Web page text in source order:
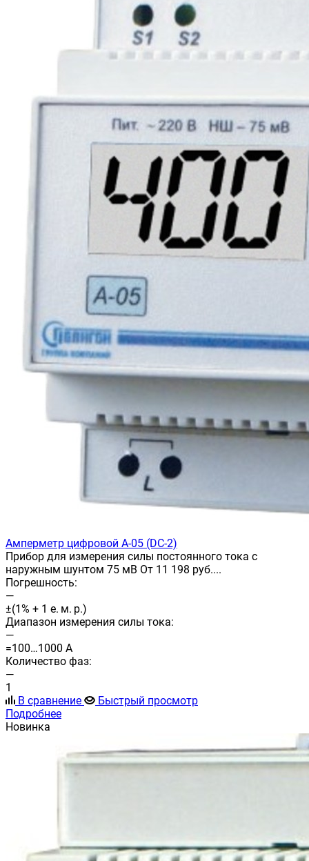
Амперметр цифровой А-05 (DC-2)
Прибор для измерения силы постоянного тока с
наружным шунтом 75 мВ От 11 198 руб....
Погрешность:
—
±(1% + 1 е. м. р.)
Диапазон измерения силы тока:
—
=100…1000 А
Количество фаз:
—
1
В сравнение
Быстрый просмотр
Подробнее
Новинка